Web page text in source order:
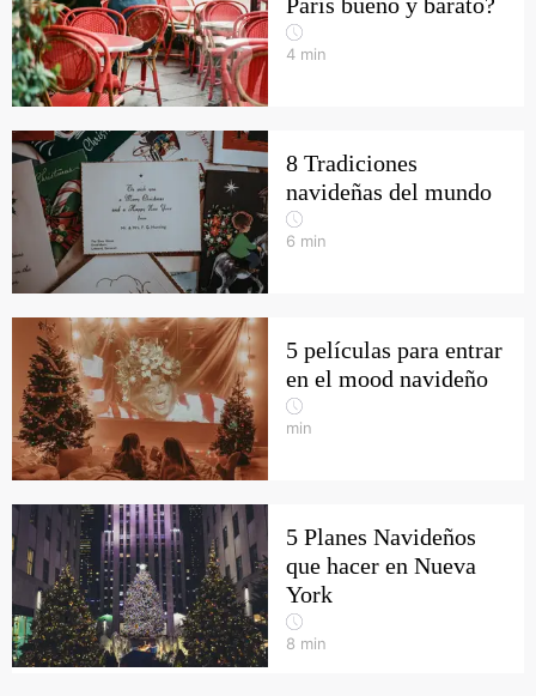
4 min
8 Tradiciones
navideñas del mundo
6 min
5 películas para entrar
en el mood navideño
min
5 Planes Navideños
que hacer en Nueva
York
8 min